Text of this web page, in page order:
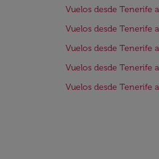
Vuelos desde Tenerife
Vuelos desde Tenerife
Vuelos desde Tenerife
Vuelos desde Tenerife
Vuelos desde Tenerife